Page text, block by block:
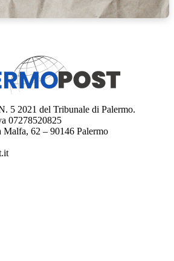
5 2021 del Tribunale di Palermo.
07278520825
62 – 90146 Palermo